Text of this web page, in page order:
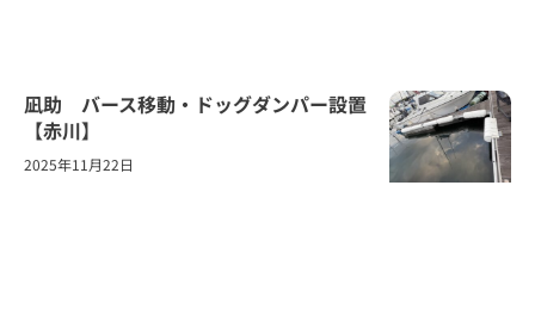
凪助 バース移動・ドッグダンパー設置
【赤川】
2025年11月22日